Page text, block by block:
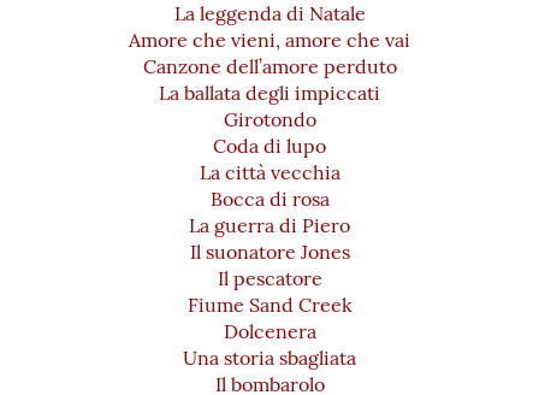
La leggenda di Natale
Amore che vieni, amore che vai
Canzone dell’amore perduto
La ballata degli impiccati
Girotondo
Coda di lupo
La città vecchia
Bocca di rosa
La guerra di Piero
Il suonatore Jones
Il pescatore
Fiume Sand Creek
Dolcenera
Una storia sbagliata
Il bombarolo